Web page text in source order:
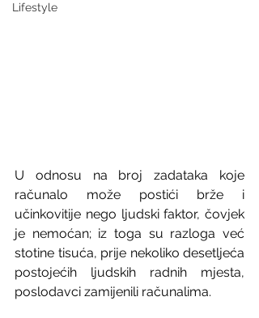
Lifestyle
U odnosu na broj zadataka koje
računalo može postići brže i
učinkovitije nego ljudski faktor, čovjek
je nemoćan; iz toga su razloga već
stotine tisuća, prije nekoliko desetljeća
postojećih ljudskih radnih mjesta,
poslodavci zamijenili računalima.